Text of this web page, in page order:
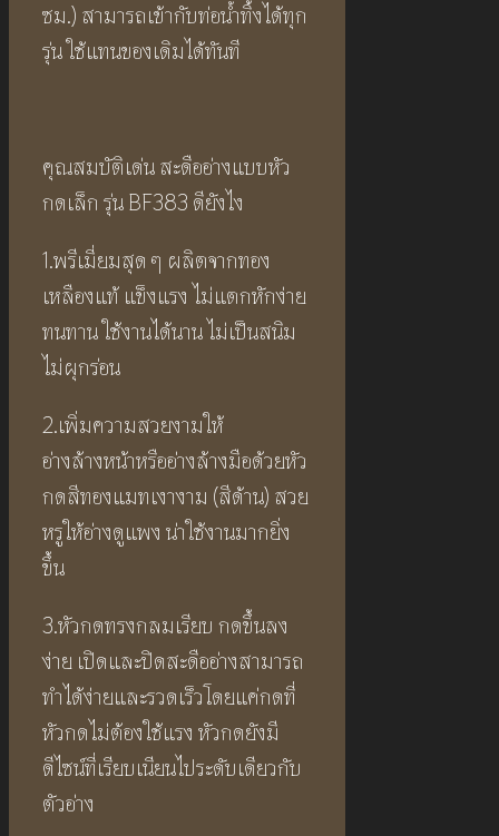
ซม.) สามารถเข้ากับท่อน้ำทิ้งได้ทุก
รุ่น ใช้แทนของเดิมได้ทันที
คุณสมบัติเด่น สะดืออ่างแบบหัว
กดเล็ก รุ่น BF383 ดียังไง
1.พรีเมี่ยมสุด ๆ ผลิตจากทอง
เหลืองแท้ แข็งแรง ไม่แตกหักง่าย
ทนทาน ใช้งานได้นาน ไม่เป็นสนิม
ไม่ผุกร่อน
2.เพิ่มความสวยงามให้
อ่างล้างหน้าหรืออ่างล้างมือด้วยหัว
กดสีทองแมทเงางาม (สีด้าน) สวย
หรูให้อ่างดูแพง น่าใช้งานมากยิ่ง
ขึ้น
3.หัวกดทรงกลมเรียบ กดขึ้นลง
ง่าย เปิดและปิดสะดืออ่างสามารถ
ทำได้ง่ายและรวดเร็วโดยแค่กดที่
หัวกดไม่ต้องใช้แรง หัวกดยังมี
ดีไซน์ที่เรียบเนียนไประดับเดียวกับ
ตัวอ่าง